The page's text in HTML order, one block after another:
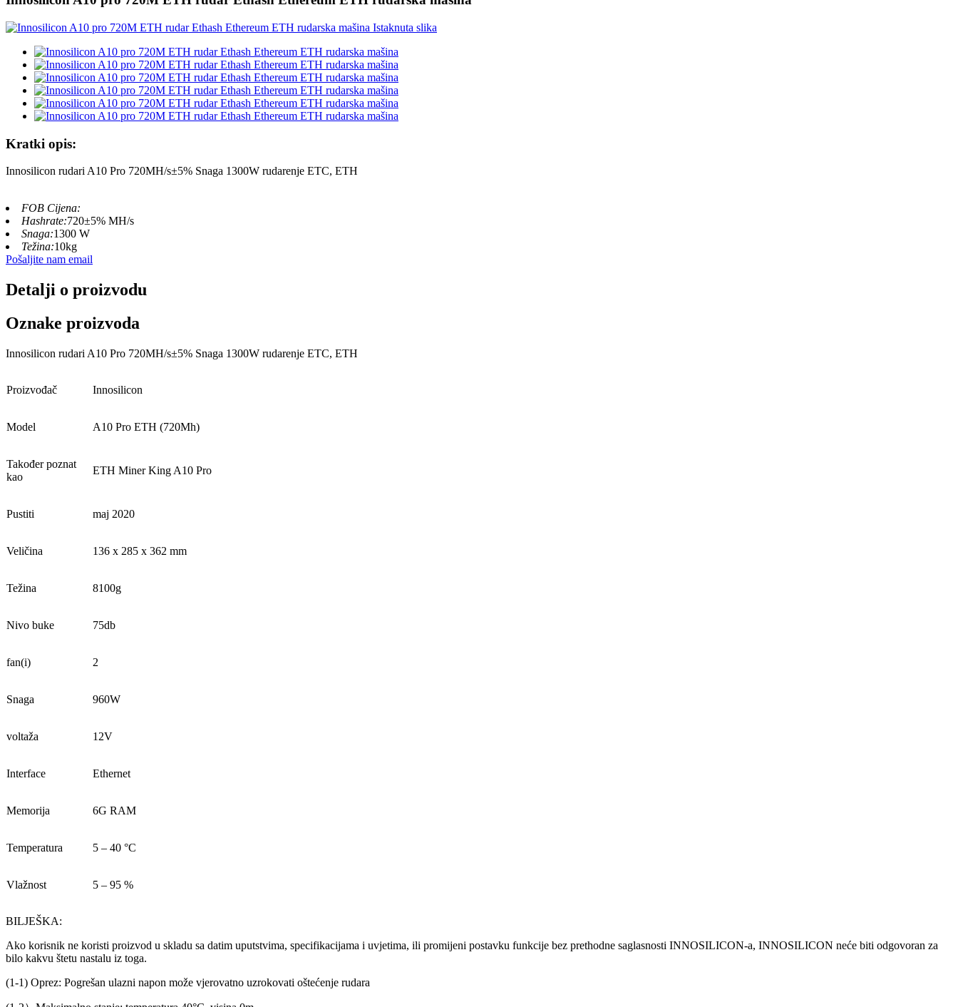
Kratki opis:
Innosilicon rudari A10 Pro 720MH/s±5% Snaga 1300W rudarenje ETC, ETH
FOB Cijena:
Hashrate:720±5% MH/s
Snaga:1300 W
Težina:10kg
Pošaljite nam email
Detalji o proizvodu
Oznake proizvoda
Innosilicon rudari A10 Pro 720MH/s±5% Snaga 1300W rudarenje ETC, ETH
Proizvođač Innosilicon
Model A10 Pro ETH (720Mh)
Također poznat
kao
ETH Miner King A10 Pro
Pustiti maj 2020
Veličina 136 x 285 x 362 mm
Težina 8100g
Nivo buke 75db
fan(i) 2
Snaga 960W
voltaža 12V
Interface Ethernet
Memorija 6G RAM
Temperatura 5 – 40 °C
Vlažnost 5 – 95 %
BILJEŠKA:
Ako korisnik ne koristi proizvod u skladu sa datim uputstvima, specifikacijama i uvjetima, ili promijeni postavku funkcije bez prethodne saglasnosti INNOSILICON-a, INNOSILICON neće biti odgovoran za
bilo kakvu štetu nastalu iz toga.
(1-1) Oprez: Pogrešan ulazni napon može vjerovatno uzrokovati oštećenje rudara